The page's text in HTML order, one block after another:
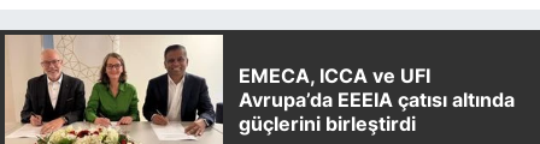
EMECA, ICCA ve UFI
Avrupa’da EEEIA çatısı altında
güçlerini birleştirdi